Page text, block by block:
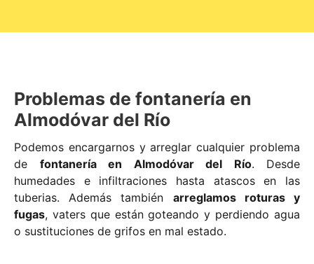
Problemas de fontanería en
Almodóvar del Río
Podemos encargarnos y arreglar cualquier problema
de fontanería en Almodóvar del Río. Desde
humedades e infiltraciones hasta atascos en las
tuberias. Además también arreglamos roturas y
fugas, vaters que están goteando y perdiendo agua
o sustituciones de grifos en mal estado.